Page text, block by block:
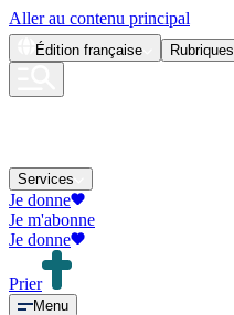
Aller au contenu principal
Édition française Rubriques
Services
Je donne
Je m'abonne
Je donne
Prier
Menu